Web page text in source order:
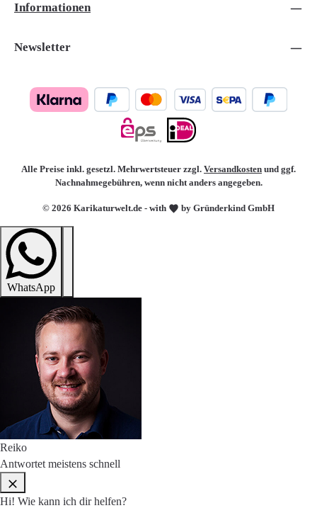
Informationen
Newsletter
© 2026 Karikaturwelt.de - with by Gründerkind GmbH
Alle Preise inkl. gesetzl. Mehrwertsteuer zzgl. Versandkosten und ggf.
Nachnahmegebühren, wenn nicht anders angegeben.
WhatsApp
Reiko
Antwortet meistens schnell
Hi! Wie kann ich dir helfen?